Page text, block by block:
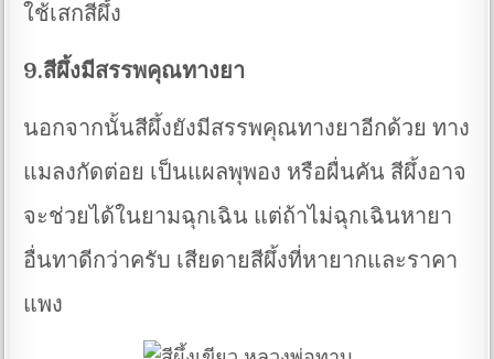
ใช้เสกสีผึ้ง
9.สีผึ้งมีสรรพคุณทางยา
นอกจากนั้นสีผึ้งยังมีสรรพคุณทางยาอีกด้วย ทาง
แมลงกัดต่อย เป็นแผลพุพอง หรือผื่นคัน สีผึ้งอาจ
จะช่วยได้ในยามฉุกเฉิน แต่ถ้าไม่ฉุกเฉินหายา
อื่นทาดีกว่าครับ เสียดายสีผึ้งที่หายากและราคา
แพง